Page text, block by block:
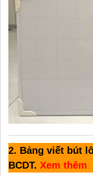
2. Bảng viết bút
BCDT. Xem thêm